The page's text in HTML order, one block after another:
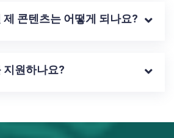
콘텐츠는 어떻게 되나요?
지원하나요?